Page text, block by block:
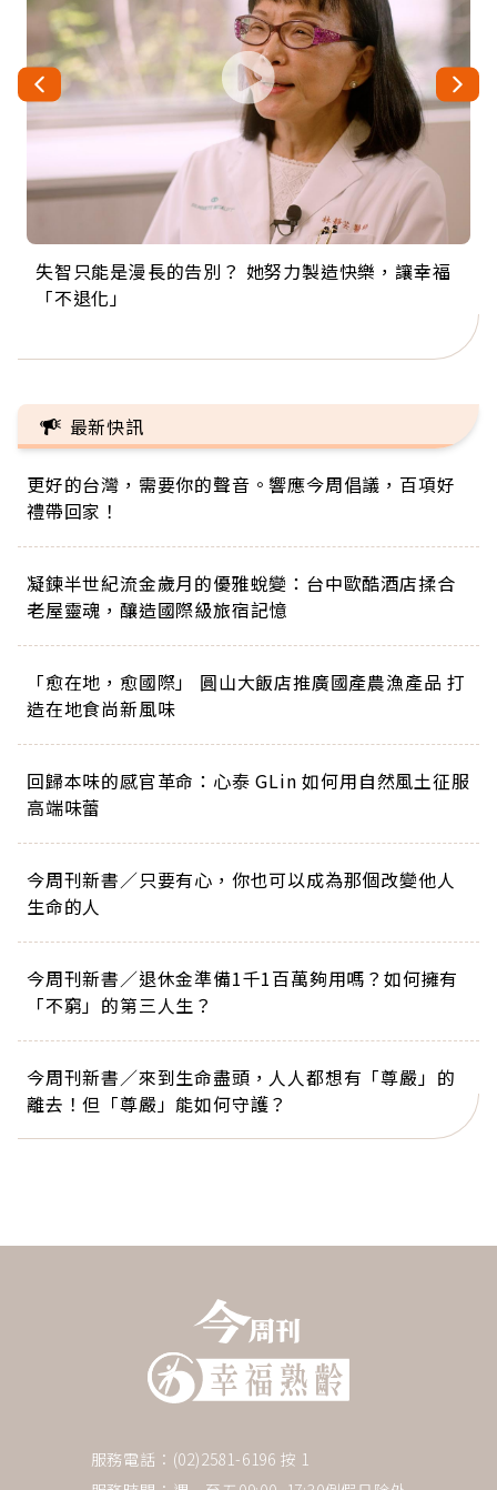
失智只能是漫長的告別？ 她努力製造快樂，讓幸福
「不退化」
來自剛果的巧克力神父 為台灣奉獻36年 「台灣是我
的家，我連作夢都講台語！」
63歲卸矽谷副總、搬回台灣找快樂！「蛋黃哥小
丑」走進安養院，逗樂上萬爺奶：退休後才開始真
104歲打破金氏世界紀錄 成為全球最年長羽球選
手，分享長壽的秘密原來是「這個」
事業巔峰他選擇追夢…黑手阿伯拉小提琴還登上小
巨蛋！連CNN都大讚！
最新快訊
更好的台灣，需要你的聲音。響應今周倡議，百項好
禮帶回家！
凝鍊半世紀流金歲月的優雅蛻變：台中歐酷酒店揉合
老屋靈魂，釀造國際級旅宿記憶
「愈在地，愈國際」 圓山大飯店推廣國產農漁產品 打
造在地食尚新風味
回歸本味的感官革命：心泰 GLin 如何用自然風土征服
高端味蕾
今周刊新書／只要有心，你也可以成為那個改變他人
生命的人
今周刊新書／退休金準備1千1百萬夠用嗎？如何擁有
「不窮」的第三人生？
今周刊新書／來到生命盡頭，人人都想有「尊嚴」的
離去！但「尊嚴」能如何守護？
服務電話：(02)2581-6196 按 1